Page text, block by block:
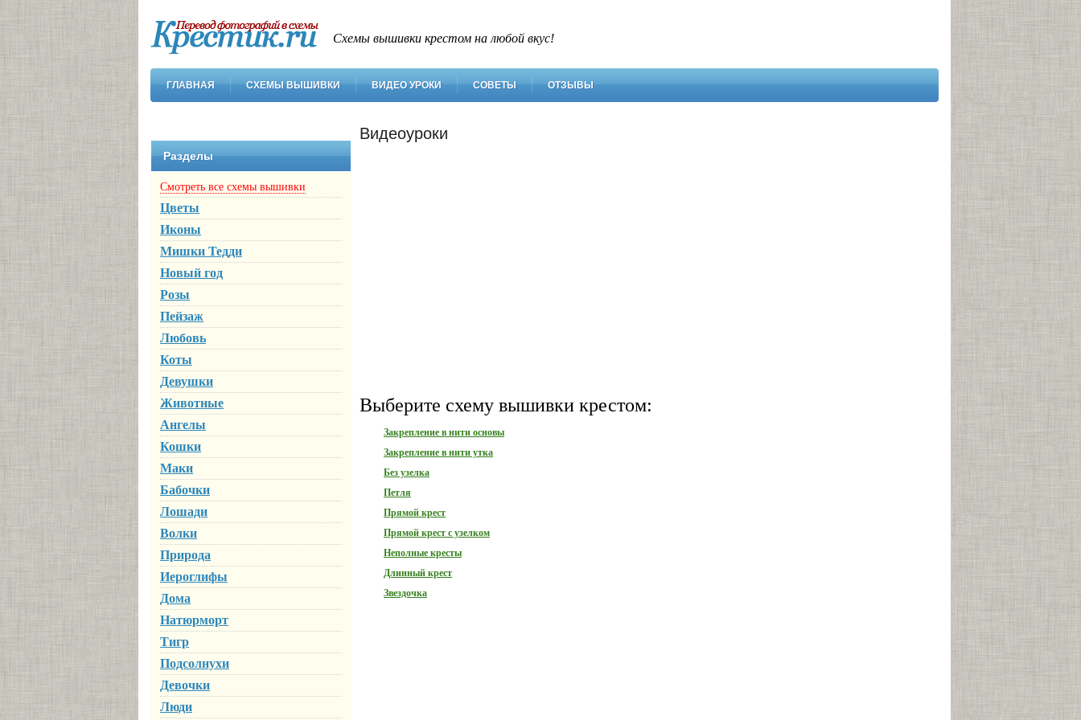
Схемы вышивки крестом на любой вкус!
ГЛАВНАЯ СХЕМЫ ВЫШИВКИ ВИДЕО УРОКИ СОВЕТЫ ОТЗЫВЫ
Разделы
Смотреть все схемы вышивки
Цветы
Иконы
Мишки Тедди
Новый год
Розы
Пейзаж
Любовь
Коты
Девушки
Животные
Ангелы
Кошки
Маки
Бабочки
Лошади
Волки
Природа
Иероглифы
Дома
Натюрморт
Тигр
Подсолнухи
Девочки
Люди
Видеоуроки
Выберите схему вышивки крестом:
Закрепление в нити основы
Закрепление в нити утка
Без узелка
Петля
Прямой крест
Прямой крест с узелком
Неполные кресты
Длинный крест
Звездочка